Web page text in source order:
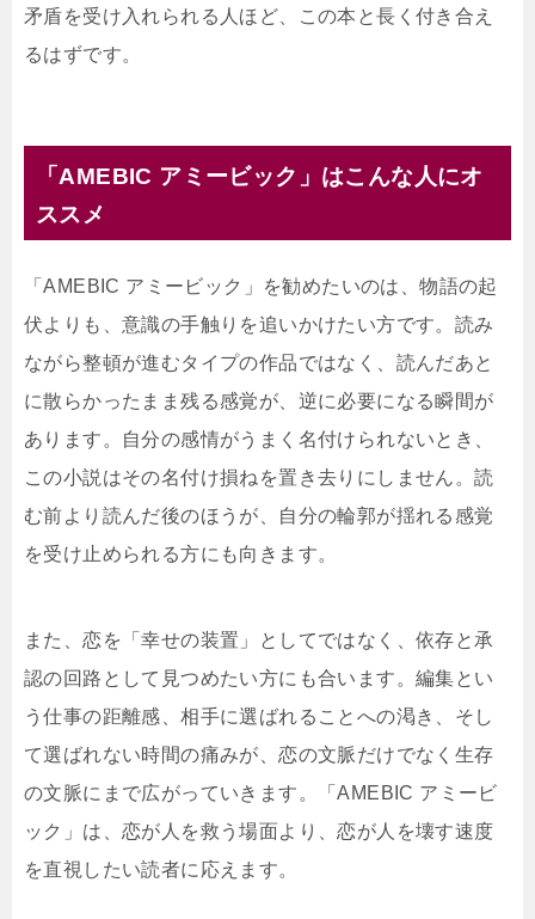
矛盾を受け入れられる人ほど、この本と長く付き合え
るはずです。
「AMEBIC アミービック」はこんな人にオ
ススメ
「AMEBIC アミービック」を勧めたいのは、物語の起
伏よりも、意識の手触りを追いかけたい方です。読み
ながら整頓が進むタイプの作品ではなく、読んだあと
に散らかったまま残る感覚が、逆に必要になる瞬間が
あります。自分の感情がうまく名付けられないとき、
この小説はその名付け損ねを置き去りにしません。読
む前より読んだ後のほうが、自分の輪郭が揺れる感覚
を受け止められる方にも向きます。
また、恋を「幸せの装置」としてではなく、依存と承
認の回路として見つめたい方にも合います。編集とい
う仕事の距離感、相手に選ばれることへの渇き、そし
て選ばれない時間の痛みが、恋の文脈だけでなく生存
の文脈にまで広がっていきます。「AMEBIC アミービ
ック」は、恋が人を救う場面より、恋が人を壊す速度
を直視したい読者に応えます。